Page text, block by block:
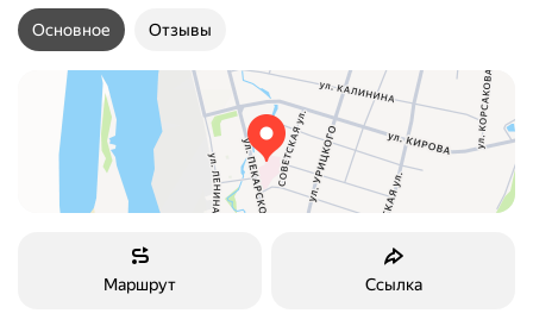
Основное Отзывы
Маршрут Ссылка